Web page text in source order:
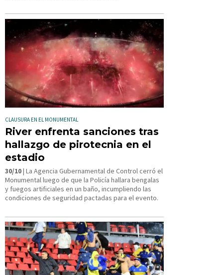
CLAUSURA EN EL MONUMENTAL
River enfrenta sanciones tras
hallazgo de pirotecnia en el
estadio
30/10| La Agencia Gubernamental de Control cerró el
Monumental luego de que la Policía hallara bengalas
y fuegos artificiales en un baño, incumpliendo las
condiciones de seguridad pactadas para el evento.